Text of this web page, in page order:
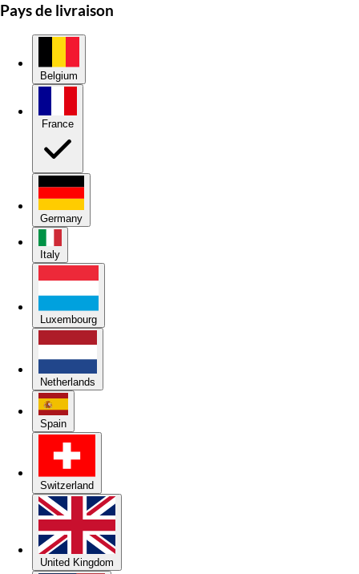
Pays de livraison
Belgium
Germany
Italy
Luxembourg
Netherlands
Spain
Switzerland
United Kingdom